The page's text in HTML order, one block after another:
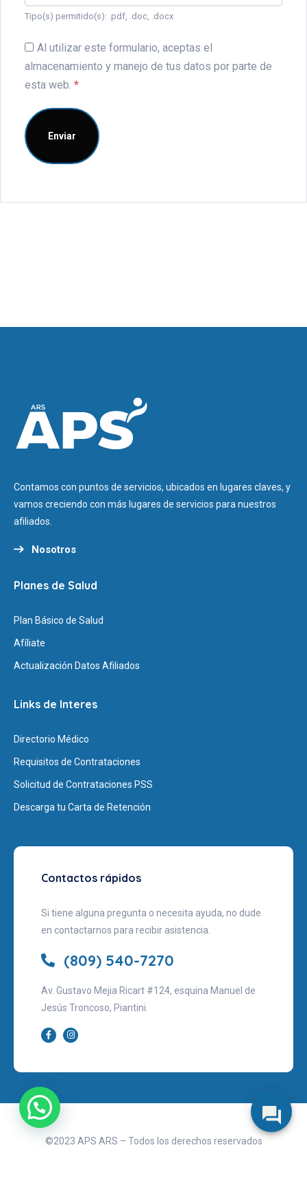
Tipo(s) permitido(s): .pdf, .doc, .docx
Al utilizar este formulario, aceptas el
almacenamiento y manejo de tus datos por parte de
esta web. *
Contamos con puntos de servicios, ubicados en lugares claves, y
vamos creciendo con más lugares de servicios para nuestros
afiliados.
Nosotros
Planes de Salud
Plan Básico de Salud
Afíliate
Actualización Datos Afiliados
Links de Interes
Directorio Médico
Requisitos de Contrataciones
Solicitud de Contrataciones PSS
Descarga tu Carta de Retención
Contactos rápidos
Si tiene alguna pregunta o necesita ayuda, no dude
en contactarnos para recibir asistencia.
(809) 540-7270
Av. Gustavo Mejia Ricart #124, esquina Manuel de
Jesús Troncoso, Piantini.
©2023 APS ARS – Todos los derechos reservados